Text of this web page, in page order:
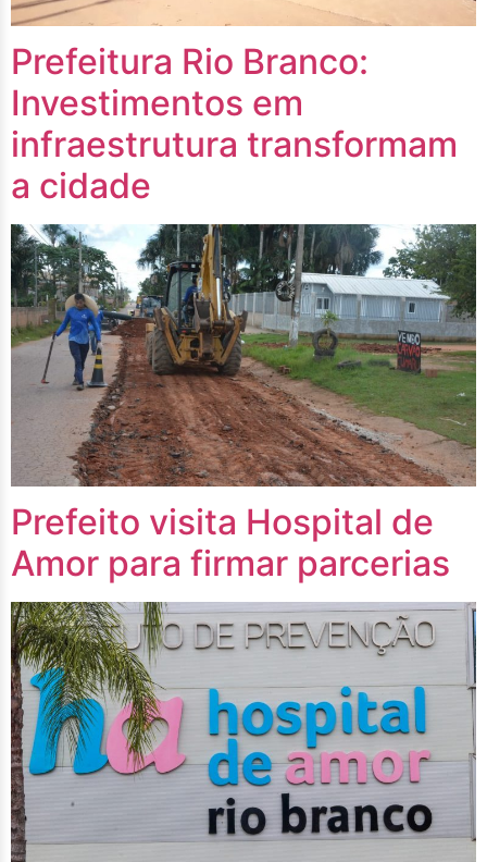
Prefeitura Rio Branco:
Investimentos em
infraestrutura transformam
a cidade
Prefeito visita Hospital de
Amor para firmar parcerias